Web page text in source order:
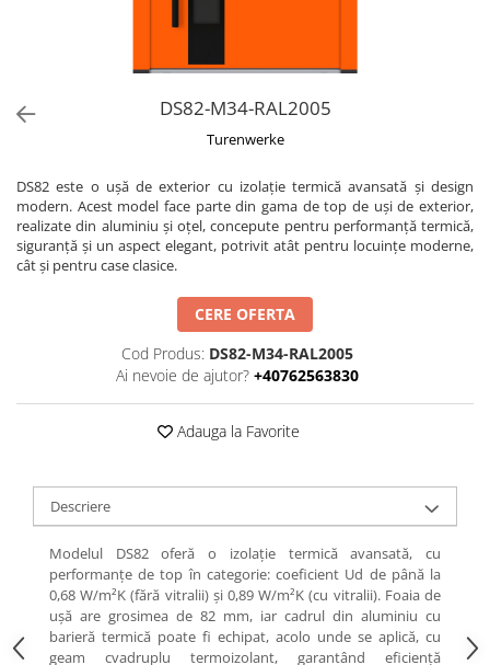
DS82-M34-RAL2005
Turenwerke
DS82 este o ușă de exterior cu izolație termică avansată și design
modern. Acest model face parte din gama de top de uși de exterior,
realizate din aluminiu și oțel, concepute pentru performanță termică,
siguranță și un aspect elegant, potrivit atât pentru locuințe moderne,
cât și pentru case clasice.
CERE OFERTA
Cod Produs: DS82-M34-RAL2005
Ai nevoie de ajutor? +40762563830
Adauga la Favorite
Descriere
Modelul DS82 oferă o izolație termică avansată, cu
performanțe de top în categorie: coeficient Ud de până la
0,68 W/m²K (fără vitralii) și 0,89 W/m²K (cu vitralii). Foaia de
ușă are grosimea de 82 mm, iar cadrul din aluminiu cu
barieră termică poate fi echipat, acolo unde se aplică, cu
geam cvadruplu termoizolant, garantând eficiență